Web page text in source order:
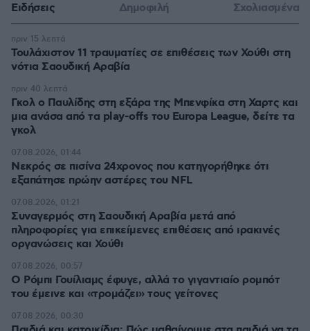
Ειδήσεις Δημοφιλή Σχολιασμένα
Τουλάχιστον 11 τραυματίες σε επιθέσεις των Χούθι στη
νότια Σαουδική Αραβία
πριν 15 λεπτά
Γκολ ο Παυλίδης στη εξάρα της Μπενφίκα στη Χαρτς και
μια ανάσα από τα play-offs του Europa League, δείτε τα
γκολ
πριν 40 λεπτά
Νεκρός σε πισίνα 24χρονος που κατηγορήθηκε ότι
εξαπάτησε πρώην αστέρες του NFL
07.08.2026, 01:44
Συναγερμός στη Σαουδική Αραβία μετά από
πληροφορίες για επικείμενες επιθέσεις από ιρακινές
οργανώσεις και Χούθι
07.08.2026, 01:21
Ο Ρόμπι Γουίλιαμς έφυγε, αλλά το γιγαντιαίο ρομπότ
του έμεινε και «τρομάζει» τους γείτονες
07.08.2026, 00:57
07.08.2026, 00:30